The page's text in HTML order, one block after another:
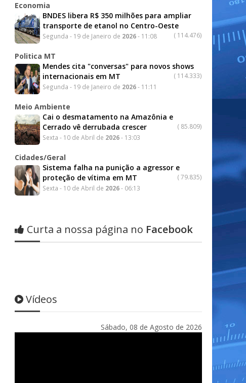
Economia
BNDES libera R$ 350 milhões para ampliar
transporte de etanol no Centro-Oeste
( 114.476)
Segunda - 19 de Janeiro de 2026- 11:08
Politica MT
Mendes cita "conversas" para novos shows
internacionais em MT
( 114.333)
Segunda - 19 de Janeiro de 2026- 11:11
Meio Ambiente
Cai o desmatamento na Amazônia e
Cerrado vê derrubada crescer
( 85.809)
Sexta - 10 de Abril de 2026- 13:03
Cidades/Geral
Sistema falha na punição a agressor e
proteção de vítima em MT
(79.835)
Sexta - 10 de Abril de 2026- 06:13
Curta a nossa página no Facebook
Vídeos
Sábado, 08 de Agosto de 2026